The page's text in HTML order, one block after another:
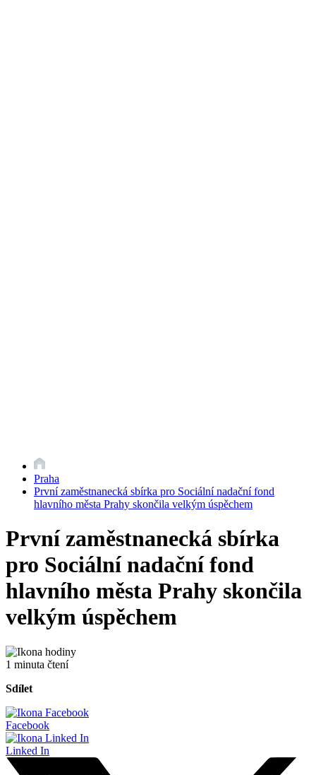
Praha
První zaměstnanecká sbírka pro Sociální nadační fond
hlavního města Prahy skončila velkým úspěchem
První zaměstnanecká sbírka
pro Sociální nadační fond
hlavního města Prahy skončila
velkým úspěchem
1 minuta čtení
Sdílet
Facebook
Linked In